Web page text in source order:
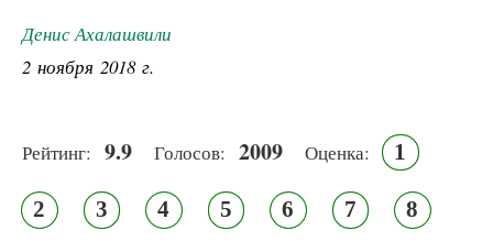
Денис Ахалашвили
2 ноября 2018 г.
Рейтинг: 9.9 Голосов: 2009 Оценка: 1
2 3 4 5 6 7 8